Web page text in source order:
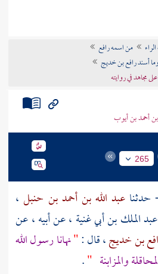
من اسمه رافع
أسند رافع بن خديج
مجاهد في روايته
بن أحمد بن أيوب
265
عبد الله بن أحمد بن حنبل ،
الملك بن أبي غنية ، عن أبيه ، عن
بن خديج، قال :"نهانا رسول الله
والمزابنة "
.